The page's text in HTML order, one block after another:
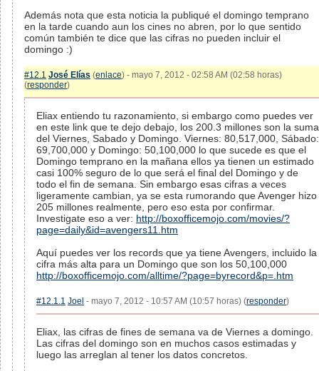
Además nota que esta noticia la publiqué el domingo temprano
en la tarde cuando aun los cines no abren, por lo que sentido
común también te dice que las cifras no pueden incluir el
domingo :)
#12.1 José Elías (enlace) - mayo 7, 2012 - 02:58 AM (02:58 horas)
(responder)
Eliax entiendo tu razonamiento, si embargo como puedes ver
en este link que te dejo debajo, los 200.3 millones son la suma
del Viernes, Sabado y Domingo. Viernes: 80,517,000, Sábado:
69,700,000 y Domingo: 50,100,000 lo que sucede es que el
Domingo temprano en la mañana ellos ya tienen un estimado
casi 100% seguro de lo que será el final del Domingo y de
todo el fin de semana. Sin embargo esas cifras a veces
ligeramente cambian, ya se esta rumorando que Avenger hizo
205 millones realmente, pero eso esta por confirmar.
Investigate eso a ver: http://boxofficemojo.com/movies/?
page=daily&id=avengers11.htm
Aquí puedes ver los records que ya tiene Avengers, incluido la
cifra más alta para un Domingo que son los 50,100,000
http://boxofficemojo.com/alltime/?page=byrecord&p=.htm
#12.1.1 Joel - mayo 7, 2012 - 10:57 AM (10:57 horas) (responder)
Eliax, las cifras de fines de semana va de Viernes a domingo.
Las cifras del domingo son en muchos casos estimadas y
luego las arreglan al tener los datos concretos.